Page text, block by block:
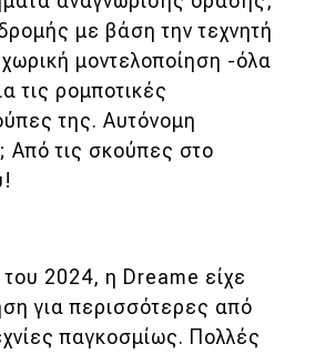
με βάση την τεχνητή
μοντελοποίηση -όλα
τις ρομποτικές
της. Αυτόνομη
Από τις σκούπες στο
του 2024, η Dreame είχε
για περισσότερες από
παγκοσμίως. Πολλές